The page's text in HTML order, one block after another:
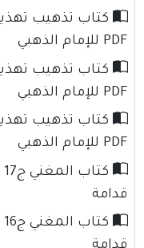
PDF للإمام الذهبي
PDF للإمام الذهبي
PDF للإمام الذهبي
قدامة